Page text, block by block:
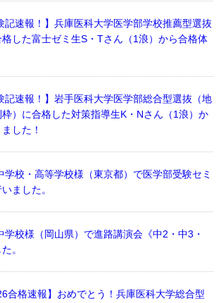
記速報！】兵庫医科大学医学部学校推薦型選抜
格した富士ゼミ生S・Tさん（1浪）から合格体
記速報！】岩手医科大学医学部総合型選抜（地
）に合格した対策指導生K・Nさん（1浪）か
した！
学校・高等学校様（東京都）で医学部受験セミ
ました。
学校様（岡山県）で進路講演会《中2・中3・
。
合格速報】おめでとう！兵庫医科大学総合型